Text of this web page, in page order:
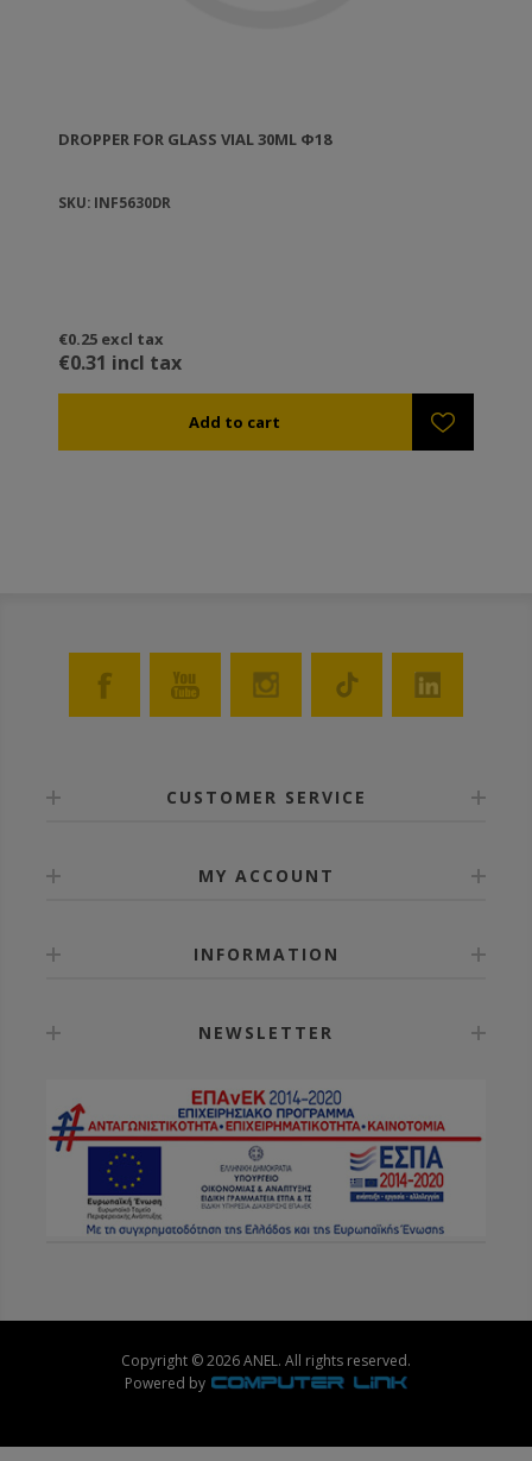
DROPPER FOR GLASS VIAL 30ML Φ18
SKU: INF5630DR
€0.25 excl tax
€0.31 incl tax
CUSTOMER SERVICE
MY ACCOUNT
INFORMATION
NEWSLETTER
Copyright © 2026 ANEL. All rights reserved.
Powered by